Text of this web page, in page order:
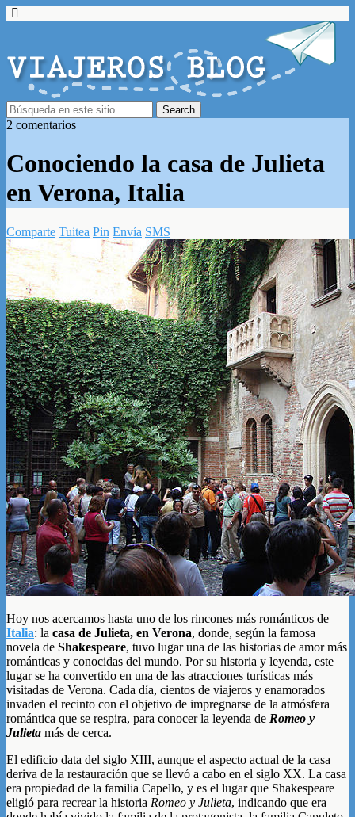
2 comentarios
Conociendo la casa de Julieta
en Verona, Italia
Comparte Tuitea Pin Envía SMS
Hoy nos acercamos hasta uno de los rincones más románticos de
Italia: la casa de Julieta, en Verona, donde, según la famosa
novela de Shakespeare, tuvo lugar una de las historias de amor más
románticas y conocidas del mundo. Por su historia y leyenda, este
lugar se ha convertido en una de las atracciones turísticas más
visitadas de Verona. Cada día, cientos de viajeros y enamorados
invaden el recinto con el objetivo de impregnarse de la atmósfera
romántica que se respira, para conocer la leyenda de Romeo y
Julieta más de cerca.
El edificio data del siglo XIII, aunque el aspecto actual de la casa
deriva de la restauración que se llevó a cabo en el siglo XX. La casa
era propiedad de la familia Capello, y es el lugar que Shakespeare
eligió para recrear la historia Romeo y Julieta, indicando que era